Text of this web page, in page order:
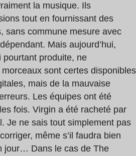
la musique. Ils
tout en fournissant des
sans commune mesure avec
Mais aujourd’hui,
pourtant produite, ne
morceaux sont certes disponibles
mais de la mauvaise
Les équipes ont été
fois. Virgin a été racheté par
Je ne sais tout simplement pas
même s’il faudra bien
jour… Dans le cas de The